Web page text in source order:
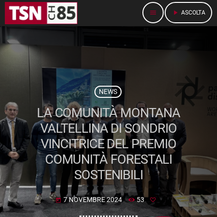
menu play_arrow ASCOLTA
NEWS
LA COMUNITÀ MONTANA
VALTELLINA DI SONDRIO
VINCITRICE DEL PREMIO
COMUNITÀ FORESTALI
SOSTENIBILI
today 7 NOVEMBRE 2024 53